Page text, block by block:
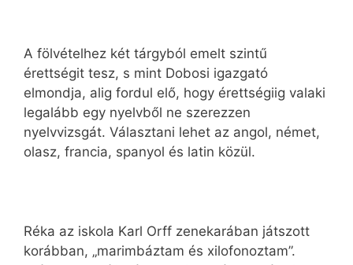
A fölvételhez két tárgyból emelt szintű
érettségit tesz, s mint Dobosi igazgató
elmondja, alig fordul elő, hogy érettségiig valaki
legalább egy nyelvből ne szerezzen
nyelvvizsgát. Választani lehet az angol, német,
olasz, francia, spanyol és latin közül.
Réka az iskola Karl Orff zenekarában játszott
korábban, „marimbáztam és xilofonoztam”.